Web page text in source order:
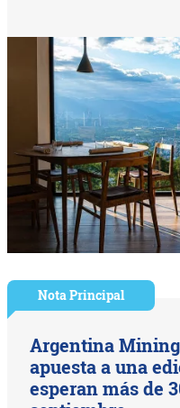
Nota Principal
Argentina
apuesta a una
esperan más de